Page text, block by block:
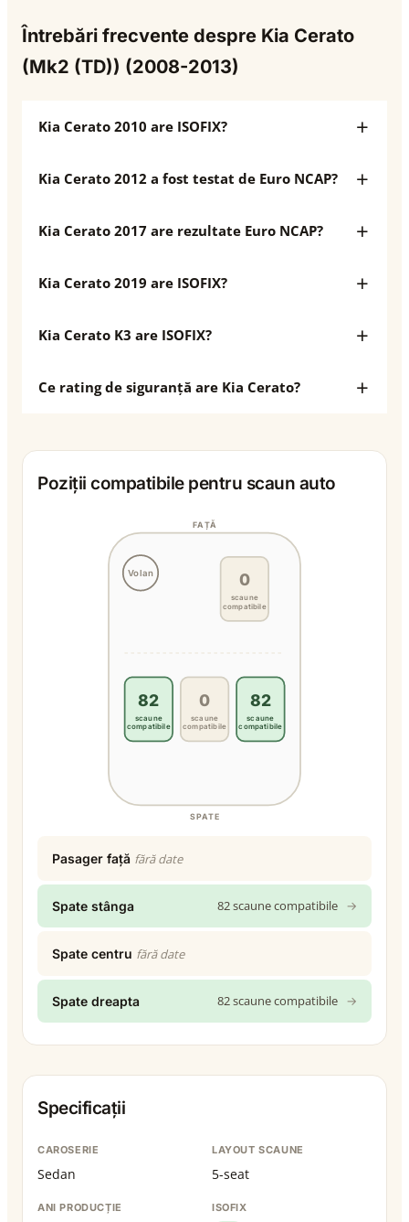
Întrebări frecvente despre Kia Cerato
(Mk2 (TD)) (2008-2013)
Kia Cerato 2010 are ISOFIX?
Kia Cerato 2012 a fost testat de Euro NCAP?
Kia Cerato 2017 are rezultate Euro NCAP?
Kia Cerato 2019 are ISOFIX?
Kia Cerato K3 are ISOFIX?
Ce rating de siguranță are Kia Cerato?
Poziții compatibile pentru scaun auto
Volan
FAȚĂ
SPATE
0
scaune
compatibile
82
scaune
compatibile
0
scaune
compatibile
82
scaune
compatibile
Pasager față fără date
Spate stânga 82 scaune compatibile →
Spate centru fără date
Spate dreapta 82 scaune compatibile →
Specificații
CAROSERIE
Sedan
LAYOUT SCAUNE
5-seat
ANI PRODUCȚIE ISOFIX